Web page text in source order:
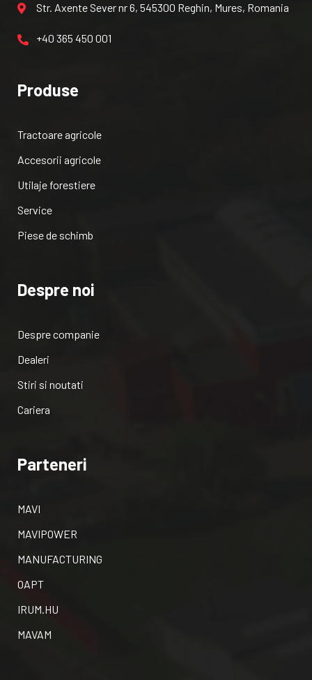
Str. Axente Sever nr 6, 545300 Reghin, Mures, Romania
+40 365 450 001
Produse
Tractoare agricole
Accesorii agricole
Utilaje forestiere
Service
Piese de schimb
Despre noi
Despre companie
Dealeri
Stiri si noutati
Cariera
Parteneri
MAVI
MAVIPOWER
MANUFACTURING
OAPT
IRUM.HU
MAVAM